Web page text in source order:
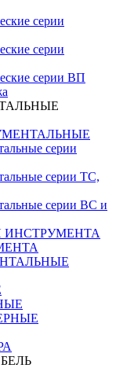
серии
серии
серии ВП
серии
серии ТС,
серии ВС и